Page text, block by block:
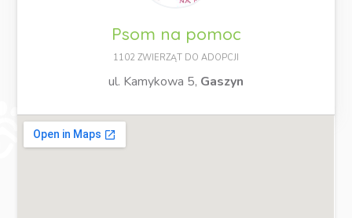
Psom na pomoc
1102 ZWIERZĄT DO ADOPCJI
ul. Kamykowa 5, Gaszyn